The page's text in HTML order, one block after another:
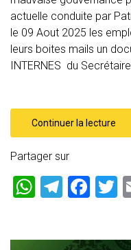
actuelle conduite par
le 09 Aout 2025 les
leurs boites mails un
INTERNES du
Continuer la lecture
Partager sur
W T
F
T